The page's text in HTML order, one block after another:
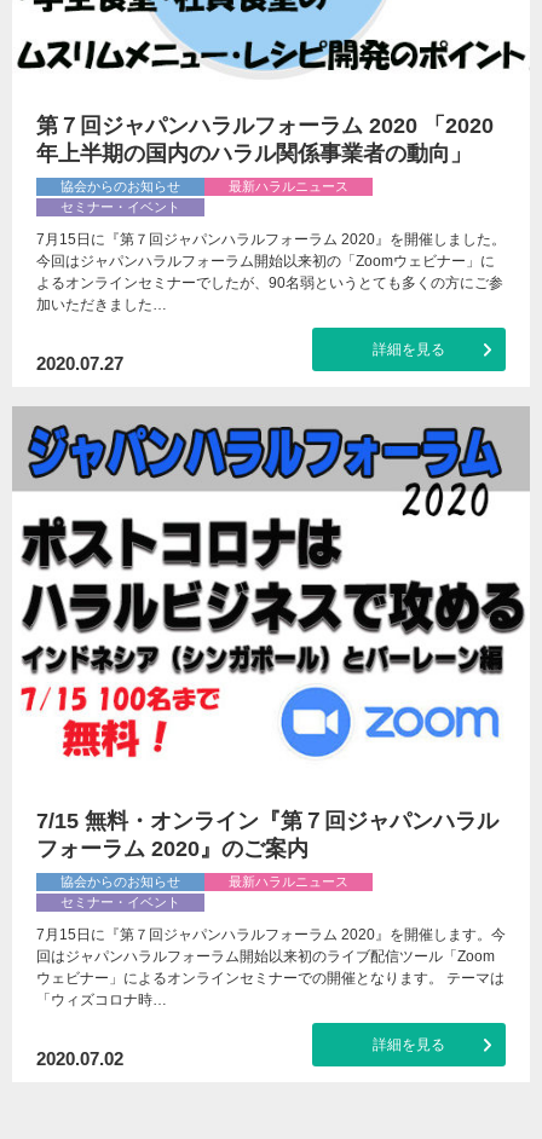
第７回ジャパンハラルフォーラム 2020 「2020
年上半期の国内のハラル関係事業者の動向」
協会からのお知らせ
最新ハラルニュース
セミナー・イベント
7月15日に『第７回ジャパンハラルフォーラム 2020』を開催しました。
今回はジャパンハラルフォーラム開始以来初の「Zoomウェビナー」に
よるオンラインセミナーでしたが、90名弱というとても多くの方にご参
加いただきました…
2020.07.27
詳細を見る
7/15 無料・オンライン『第７回ジャパンハラル
フォーラム 2020』のご案内
協会からのお知らせ
最新ハラルニュース
セミナー・イベント
7月15日に『第７回ジャパンハラルフォーラム 2020』を開催します。今
回はジャパンハラルフォーラム開始以来初のライブ配信ツール「Zoom
ウェビナー」によるオンラインセミナーでの開催となります。 テーマは
「ウィズコロナ時…
2020.07.02
詳細を見る